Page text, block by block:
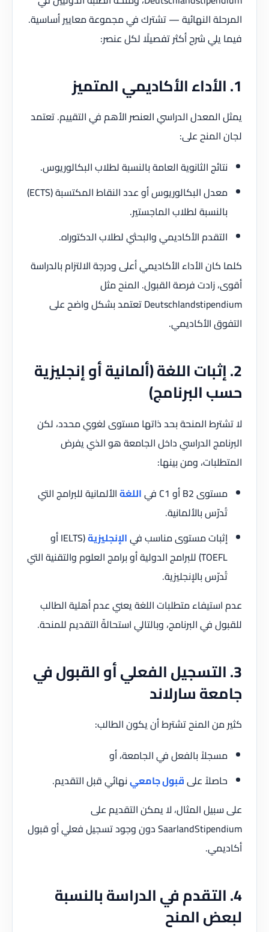
المرحلة النهائية — تشترك في مجموعة معايير أساسية.
فيما يلي شرح أكثر تفصيلًا لكل عنصر:
1. الأداء الأكاديمي المتميز
يمثل المعدل الدراسي العنصر الأهم في التقييم. تعتمد
لجان المنح على:
نتائج الثانوية العامة بالنسبة لطلاب البكالوريوس.
معدل البكالوريوس أو عدد النقاط المكتسبة (ECTS)
بالنسبة لطلاب الماجستير.
التقدم الأكاديمي والبحثي لطلاب الدكتوراه.
كلما كان الأداء الأكاديمي أعلى ودرجة الالتزام بالدراسة
أقوى، زادت فرصة القبول. المنح مثل
Deutschlandstipendium تعتمد بشكل واضح على
التفوق الأكاديمي.
2. إثبات اللغة (ألمانية أو إنجليزية
حسب البرنامج)
لا تشترط المنحة بحد ذاتها مستوى لغوي محدد، لكن
البرنامج الدراسي داخل الجامعة هو الذي يفرض
المتطلبات، ومن بينها:
مستوى B2 أو C1 في
اللغةالألمانية للبرامج التي
تُدرّس بالألمانية.
إثبات مستوى مناسب فيالإنجليزية
(IELTS أو
TOEFL) للبرامج الدولية أو برامج العلوم والتقنية التي
تُدرّس بالإنجليزية.
عدم استيفاء متطلبات اللغة يعني عدم أهلية الطالب
للقبول في البرنامج، وبالتالي استحالةّ التقديم للمنحة.
3. التسجيل الفعلي أو القبول في
جامعة سارلاند
كثير من المنح تشترط أن يكون الطالب:
مسجلاً بالفعل في الجامعة، أو
حاصلاً علىقبول جامعينهائي قبل التقديم.
على سبيل المثال، لا يمكن التقديم على
SaarlandStipendium دون وجود تسجيل فعلي أو قبول
أكاديمي.
4. التقدم في الدراسة بالنسبة
لبعض المنح